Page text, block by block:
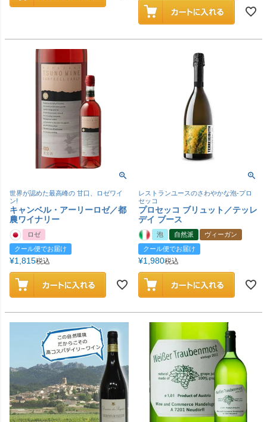
世界が認めた最高峰の 甘口、ロゼワイ
ン!
キャンベル・アーリーロゼ／都
農ワイナリー
ロゼ
クール便でお届け
¥1,815税込
レストランユースのさわやかな泡-プロ
セッコ
プロセッコ ブリュット／テッレ
デイ ブース
泡 自然派
ヴィーガン
クール便でお届け
¥1,980税込